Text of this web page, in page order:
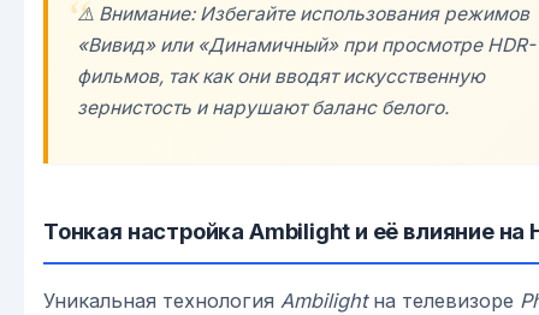
⚠️ Внимание: Избегайте использования режимов
«Вивид» или «Динамичный» при просмотре HDR-
фильмов, так как они вводят искусственную
зернистость и нарушают баланс белого.
Тонкая настройка Ambilight и её влияние на
Уникальная технология Ambilightна телевизоре